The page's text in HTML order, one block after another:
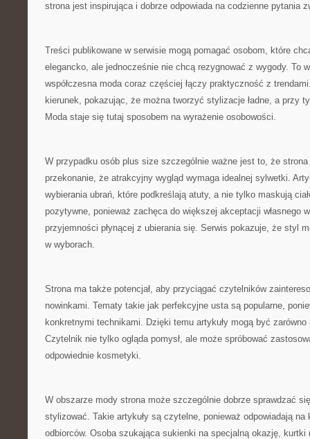
strona jest inspirująca i dobrze odpowiada na codzienne pytania
Treści publikowane w serwisie mogą pomagać osobom, które
elegancko, ale jednocześnie nie chcą rezygnować z wygody. To
współczesna moda coraz częściej łączy praktyczność z
kierunek, pokazując, że można tworzyć stylizacje ładne, a przy
Moda staje się tutaj sposobem na wyrażenie osobowości.
W przypadku osób plus size szczególnie ważne jest to, że strona
przekonanie, że atrakcyjny wygląd wymaga idealnej sylwetki.
wybierania ubrań, które podkreślają atuty, a nie tylko maskują
pozytywne, ponieważ zachęca do większej akceptacji własnego
przyjemności płynącej z ubierania się. Serwis pokazuje, że styl
w wyborach.
Strona ma także potencjał, aby przyciągać czytelników
nowinkami. Tematy takie jak perfekcyjne usta są popularne,
konkretnymi technikami. Dzięki temu artykuły mogą być
Czytelnik nie tylko ogląda pomysł, ale może spróbować
odpowiednie kosmetyki.
W obszarze mody strona może szczególnie dobrze sprawdzać
stylizować. Takie artykuły są czytelne, ponieważ odpowiadają na
odbiorców. Osoba szukająca sukienki na specjalną okazję, kurtki